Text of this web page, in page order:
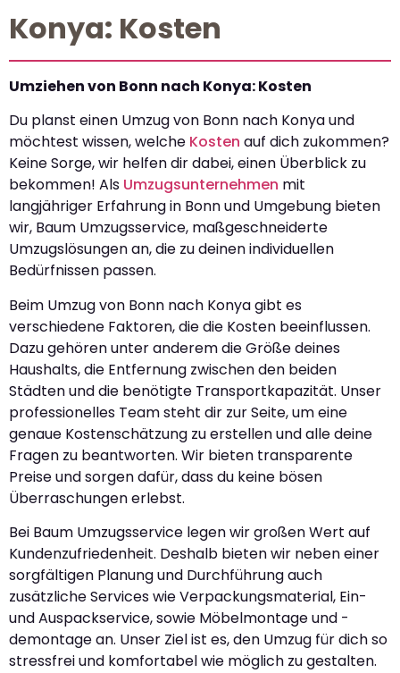
Konya: Kosten
Umziehen von Bonn nach Konya: Kosten
Du planst einen Umzug von Bonn nach Konya und
möchtest wissen, welche Kosten auf dich zukommen?
Keine Sorge, wir helfen dir dabei, einen Überblick zu
bekommen! Als Umzugsunternehmen mit
langjähriger Erfahrung in Bonn und Umgebung bieten
wir, Baum Umzugsservice, maßgeschneiderte
Umzugslösungen an, die zu deinen individuellen
Bedürfnissen passen.
Beim Umzug von Bonn nach Konya gibt es
verschiedene Faktoren, die die Kosten beeinflussen.
Dazu gehören unter anderem die Größe deines
Haushalts, die Entfernung zwischen den beiden
Städten und die benötigte Transportkapazität. Unser
professionelles Team steht dir zur Seite, um eine
genaue Kostenschätzung zu erstellen und alle deine
Fragen zu beantworten. Wir bieten transparente
Preise und sorgen dafür, dass du keine bösen
Überraschungen erlebst.
Bei Baum Umzugsservice legen wir großen Wert auf
Kundenzufriedenheit. Deshalb bieten wir neben einer
sorgfältigen Planung und Durchführung auch
zusätzliche Services wie Verpackungsmaterial, Ein-
und Auspackservice, sowie Möbelmontage und -
demontage an. Unser Ziel ist es, den Umzug für dich so
stressfrei und komfortabel wie möglich zu gestalten.